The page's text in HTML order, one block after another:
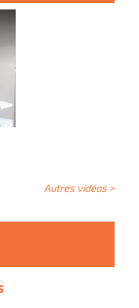
Autres vidéos >